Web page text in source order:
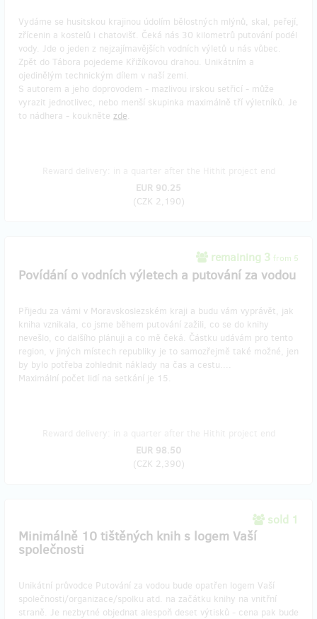
Vydáme se husitskou krajinou údolím bělostných mlýnů, skal, peřejí,
zřícenin a kostelů i chatovišť. Čeká nás 30 kilometrů putování podél
vody. Jde o jeden z nejzajímavějších vodních výletů u nás vůbec.
Zpět do Tábora pojedeme Křižíkovou drahou. Unikátním a
ojedinělým technickým dílem v naší zemi.
S autorem a jeho doprovodem - mazlivou irskou setřicí - může
vyrazit jednotlivec, nebo menší skupinka maximálně tří výletníků. Je
to nádhera - koukněte zde.
EUR 90.25
(CZK 2,190)
remaining 3 from 5
Povídání o vodních výletech a putování za vodou
Přijedu za vámi v Moravskoslezském kraji a budu vám vyprávět, jak
kniha vznikala, co jsme během putování zažili, co se do knihy
nevešlo, co dalšího plánuji a co mě čeká. Částku udávám pro tento
region, v jiných místech republiky je to samozřejmě také možné, jen
by bylo potřeba zohlednit náklady na čas a cestu....
Maximální počet lidí na setkání je 15.
EUR 98.50
(CZK 2,390)
sold 1
Minimálně 10 tištěných knih s logem Vaší
společnosti
Unikátní průvodce Putování za vodou bude opatřen logem Vaší
společnosti/organizace/spolku atd. na začátku knihy na vnitřní
straně. Je nezbytné objednat alespoň deset výtisků - cena pak bude